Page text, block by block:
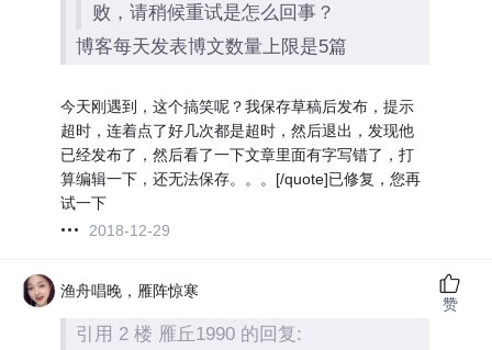
败，请稍候重试是怎么回事？
博客每天发表博文数量上限是5篇
今天刚遇到，这个搞笑呢？我保存草稿后发布，提示
超时，连着点了好几次都是超时，然后退出，发现他
已经发布了，然后看了一下文章里面有字写错了，打
算编辑一下，还无法保存。。。[/quote]已修复，您再
试一下
2018-12-29
渔舟唱晚，雁阵惊寒
引用 2 楼 雁丘1990 的回复:
赞